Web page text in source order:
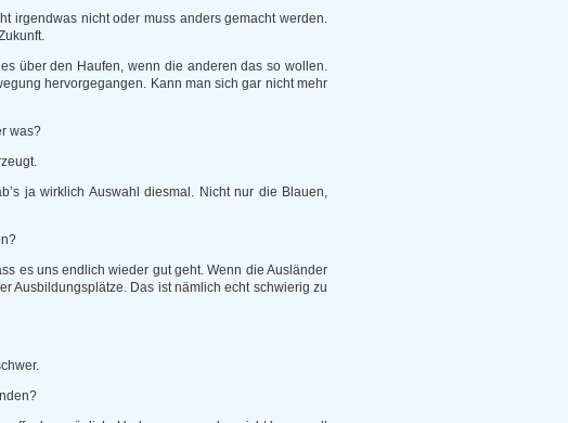
irgendwas nicht oder muss anders gemacht werden.
über den Haufen, wenn die anderen das so wollen.
hervorgegangen. Kann man sich gar nicht mehr
was?
ja wirklich Auswahl diesmal. Nicht nur die Blauen,
es uns endlich wieder gut geht. Wenn die Ausländer
Ausbildungsplätze. Das ist nämlich echt schwierig zu